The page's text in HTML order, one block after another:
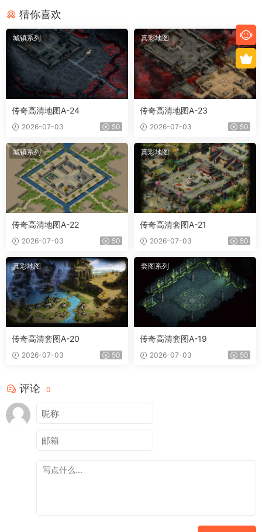
猜你喜欢
城镇系列
传奇高清地图A-24
2026-07-03 50
真彩地图
传奇高清地图A-23
2026-07-03 50
城镇系列
传奇高清地图A-22
2026-07-03 50
真彩地图
传奇高清套图A-21
2026-07-03 50
真彩地图
传奇高清套图A-20
2026-07-03 50
套图系列
传奇高清套图A-19
2026-07-03 50
评论 0